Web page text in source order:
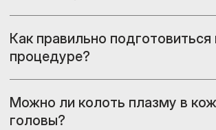
Как правильно подготовиться
процедуре?
Можно ли колоть плазму в
головы?